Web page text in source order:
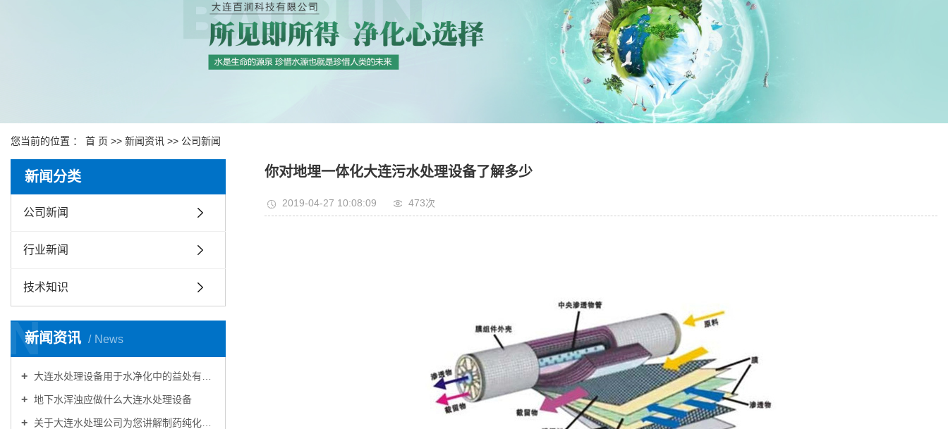
您当前的位置 ： 首 页 >> 新闻资讯 >> 公司新闻
新闻分类
公司新闻
行业新闻
技术知识
新闻资讯 News
N
大连水处理设备用于水净化中的益处有哪些
地下水浑浊应做什么大连水处理设备
关于大连水处理公司为您讲解制药纯化水设备灭菌消毒的方法
你对地埋一体化大连污水处理设备了解多少
2019-04-27 10:08:09 473次